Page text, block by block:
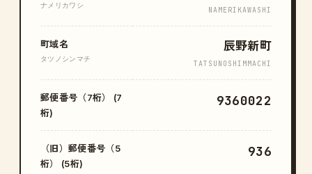
ナメリカワシ
NAMERIKAWASHI
町域名
タツノシンマチ
辰野新町
TATSUNOSHIMMACHI
郵便番号（7桁） (7
桁)
9360022
（旧）郵便番号（5
桁） (5桁)
936